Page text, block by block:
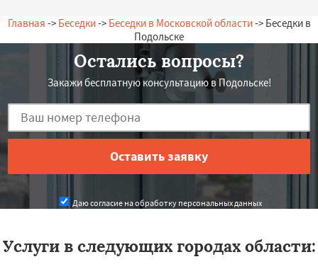
Главная -> Беседки-> Беседки в Московской области-> Беседки в
Подольске
Остались вопросы?
Закажи бесплатную консультацию в Подольске!
Даю согласие на обработку персональных данных
Услуги в следующих городах области: